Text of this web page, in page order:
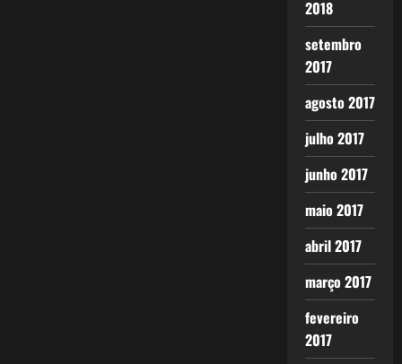
2018
setembro
2017
agosto 2017
julho 2017
junho 2017
maio 2017
abril 2017
março 2017
fevereiro
2017